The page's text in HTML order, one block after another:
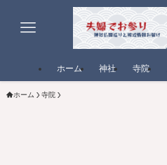
ホーム 神社 寺院
ホーム 寺院